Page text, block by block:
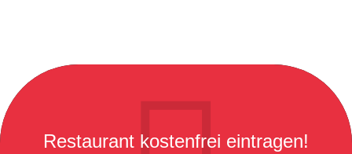
Restaurant kostenfrei eintragen!